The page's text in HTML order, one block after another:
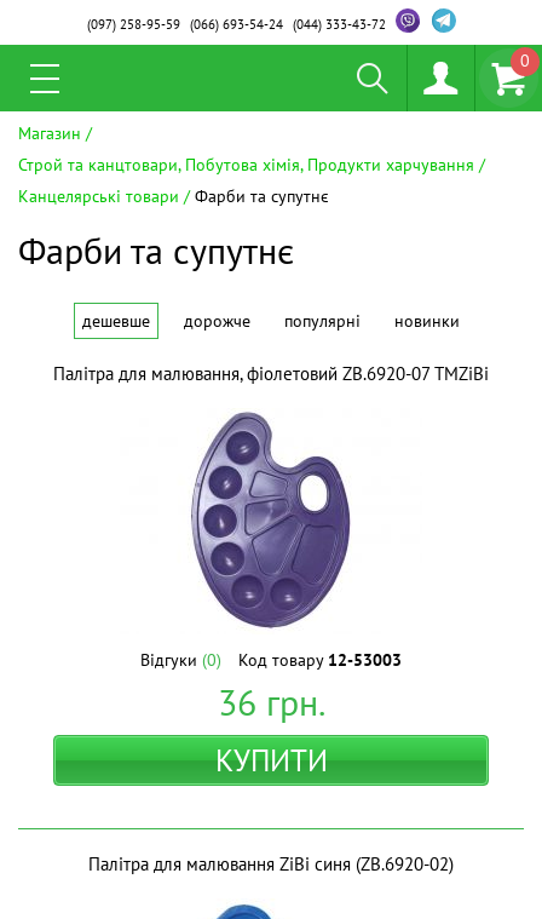
(097)258-95-59 (066)693-54-24 (044)333-43-72
0
Магазин
Строй та канцтовари, Побутова хімія, Продукти харчування
Канцелярські товари
Фарби та супутнє
Фарби та супутнє
дешевше дорожче популярні новинки
Палітра для малювання, фіолетовий ZB.6920-07 ТМZiBi
Відгуки (0) Код товару 12-53003
36 грн.
КУПИТИ
Палітра для малювання ZiBi синя (ZB.6920-02)